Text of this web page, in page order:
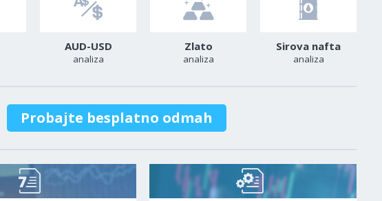
AUD-USD
analiza
Zlato
analiza
Sirova nafta
analiza
Probajte besplatno odmah